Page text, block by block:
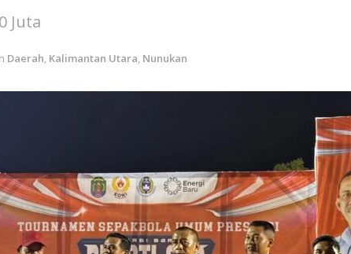
Juta
Daerah, Kalimantan Utara, Nunukan